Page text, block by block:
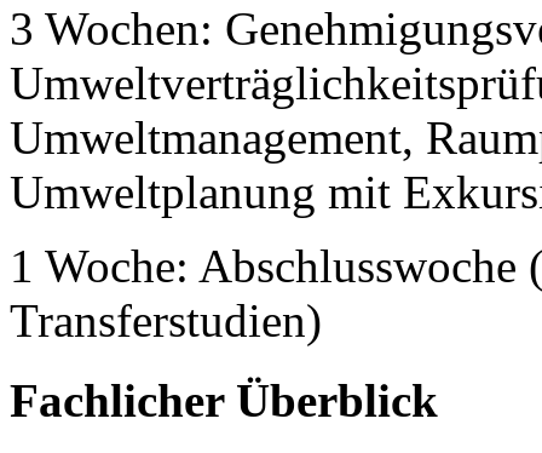
3 Wochen:
Umweltmanagement,
Umweltplanung mit
1 Woche:
Transferstudien)
Fachlicher Überblick